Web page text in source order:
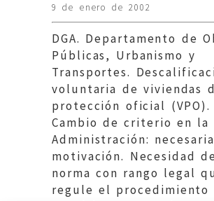
9 de enero de 2002
DGA. Departamento de
Públicas, Urbanismo y
Transportes.
voluntaria de viviendas
protección oficial (VPO).
Cambio de criterio en la
Administración: necesaria
motivación. Necesidad
norma con rango legal
regule el procedimiento